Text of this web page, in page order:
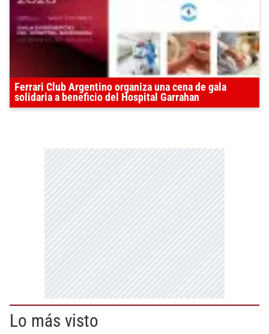
Ferrari Club Argentino organiza una cena de gala
solidaria a beneficio del Hospital Garrahan
Lo más visto